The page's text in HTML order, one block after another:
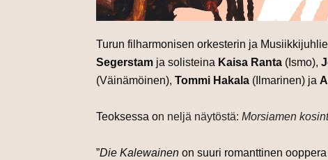
Turun filharmonisen orkesterin ja
Segerstam ja solisteina Kaisa Ranta (Ismo),
(Väinämöinen), Tommi Hakala (Ilmarinen) ja
Teoksessa on neljä näytöstä: Morsiamen
”Die Kalewainen on suuri romanttinen